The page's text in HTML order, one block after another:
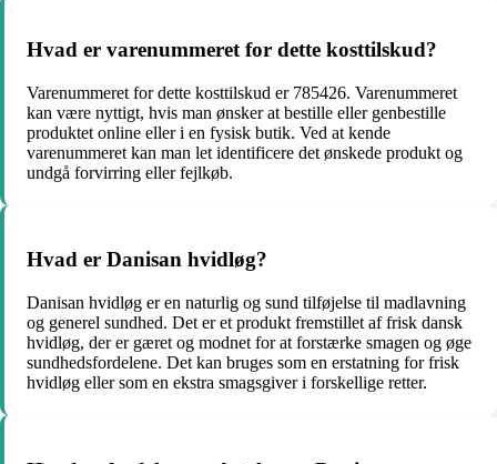
Hvad er varenummeret for dette kosttilskud?
Varenummeret for dette kosttilskud er 785426. Varenummeret
kan være nyttigt, hvis man ønsker at bestille eller genbestille
produktet online eller i en fysisk butik. Ved at kende
varenummeret kan man let identificere det ønskede produkt og
undgå forvirring eller fejlkøb.
Hvad er Danisan hvidløg?
Danisan hvidløg er en naturlig og sund tilføjelse til madlavning
og generel sundhed. Det er et produkt fremstillet af frisk dansk
hvidløg, der er gæret og modnet for at forstærke smagen og øge
sundhedsfordelene. Det kan bruges som en erstatning for frisk
hvidløg eller som en ekstra smagsgiver i forskellige retter.